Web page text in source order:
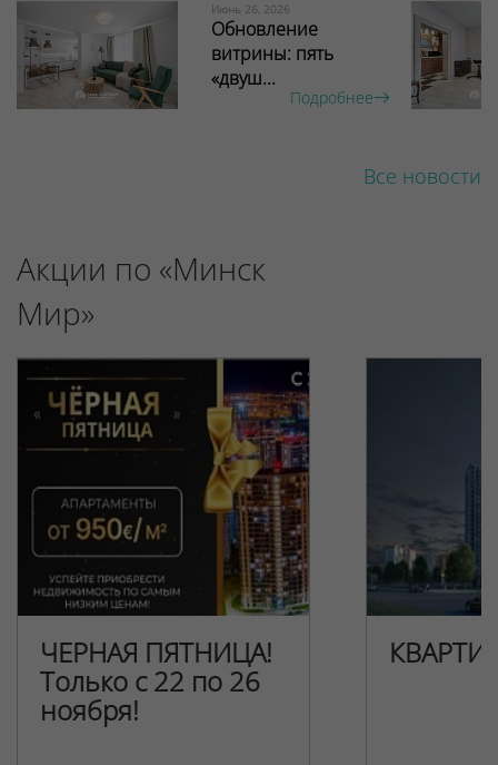
Июнь 26, 2026
Обновление
витрины: пять
«двуш...
Подробнее
Все новости
Акции по «Минск
Мир»
ЧЕРНАЯ ПЯТНИЦА!
Только с 22 по 26
ноября!